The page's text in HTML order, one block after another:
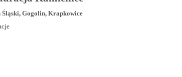
Śląski, Gogolin, Krapkowice